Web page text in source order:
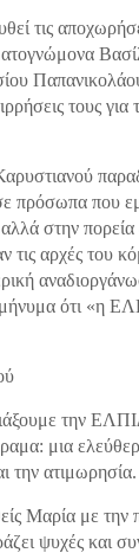
τις
τους για
πρόσωπα που
αλλά στην
τις αρχές του
μήνυμα ότι «η
την
μια
την ατιμωρησία.
Μαρία με την
ψυχές και